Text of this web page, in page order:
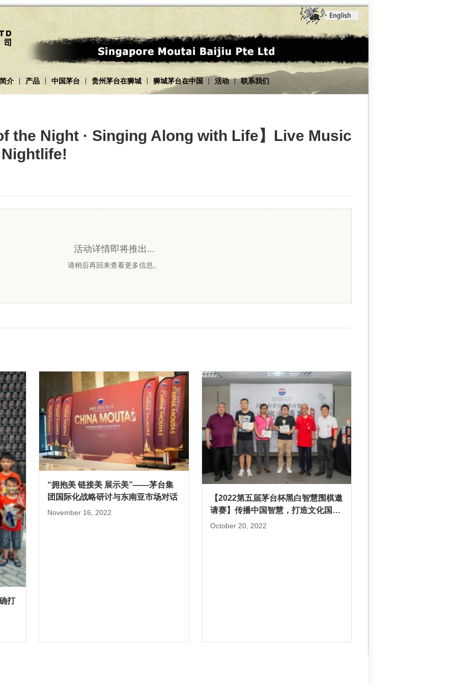
介 | 产品 | 中国茅台 | 贵州茅台在狮城 | 狮城茅台在中国 | 活动 | 联系我们
the Night · Singing Along with Life】Live Music
活动详情即将推出...
请稍后再回来查看更多信息。
打
“拥抱美 链接美 展示美”——茅台集
团国际化战略研讨与东南亚市场对话
November 16, 2022
【2022第五届茅台杯黑白智慧围棋邀
请赛】传播中国智慧，打造文化国
酒！
October 20, 2022